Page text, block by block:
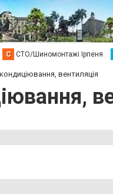
С СТО/Шиномонтажі Ірпеня
вентиляція